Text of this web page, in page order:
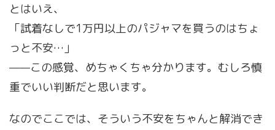
とはいえ、
「試着なしで1万円以上のパジャマを買うのはちょ
っと不安…」
——この感覚、めちゃくちゃ分かります。むしろ慎
重でいい判断だと思います。
なのでここでは、そういう不安をちゃんと解消でき